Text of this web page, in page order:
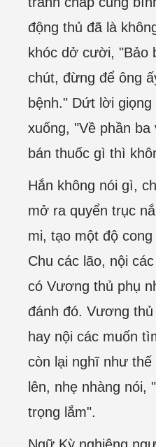
động thủ đã là
khóc dở cười, "Bảo
chút, đừng để ông
bệnh." Dứt lời giọng
xuống, "Về phần ba
bán thuốc gì thì
Hắn không nói gì,
mở ra quyển trục
mi, tạo một độ
Chu các lão, nội
có Vương thủ phụ
đánh đó. Vương
hay nội các muốn
còn lại nghĩ như thế
lên, nhẹ nhàng nói,
trọng lắm".
Ngữ Kỳ nghiêng